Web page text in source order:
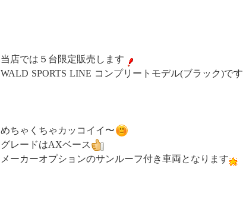
当店では５台限定販売します
WALD SPORTS LINE コンプリートモデル(ブラック)です
めちゃくちゃカッコイイ〜
グレードはAXベース
メーカーオプションのサンルーフ付き車両となります